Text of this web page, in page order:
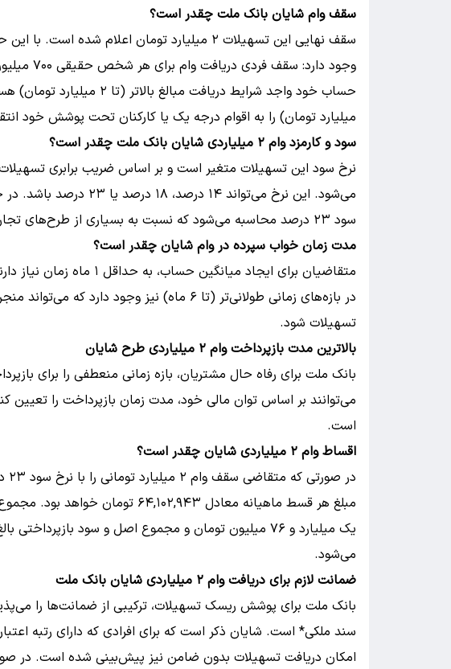
سقف وام شایان بانک ملت چقدر است؟
سقف نهایی این تسهیلات ۲ میلیارد تومان اعلام
وجود
میلیارد تومان) را به اقوام درجه یک یا کارکنان تحت پوشش خود
سود و کارمزد وام ۲ میلیاردی شایان بانک ملت چقدر است؟
نرخ سود این تسهیلات متغیر است و بر اساس ضریب برابری
می‌شود. این نرخ می‌تواند ۱۴
سود ۲۳ درصد محاسبه می‌شود که نسبت به بسیاری از طرح‌های تجاری، رقابتی محسوب می‌شود.
مدت زمان خواب سپرده در وام شایان چقدر است؟
متقاضیان برای ایجاد
در بازه‌های زمانی طولانی‌تر (تا ۶ ماه) نیز وجود
تسهیلات شود.
بالاترین مدت بازپرداخت وام ۲ میلیاردی طرح شایان
بانک ملت برای رفاه حال مشتریان، بازه زمانی منعطفی را برای
است.
اقساط وام ۲ میلیاردی شایان چقدر است؟
می‌شود.
ضمانت لازم برای دریافت وام ۲ میلیاردی شایان بانک ملت
بانک ملت برای پوشش ریسک تسهیلات، ترکیبی از ضمانت‌ها را
سند ملکی* است. شایان ذکر است که برای افرادی که دارای رتبه
امکان دریافت تسهیلات بدون ضامن نیز پیش‌بینی شده است. در